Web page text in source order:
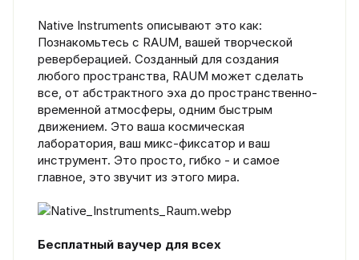
Native Instruments описывают это как:
Познакомьтесь с RAUM, вашей творческой
реверберацией. Созданный для создания
любого пространства, RAUM может сделать
все, от абстрактного эха до пространственно-
временной атмосферы, одним быстрым
движением. Это ваша космическая
лаборатория, ваш микс-фиксатор и ваш
инструмент. Это просто, гибко - и самое
главное, это звучит из этого мира.
Бесплатный ваучер для всех